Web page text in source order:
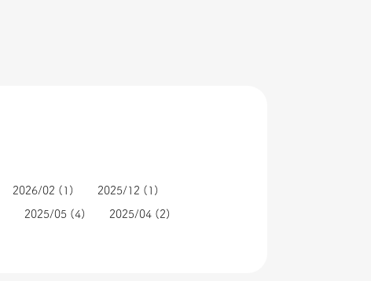
2026/02 (1) 2025/12 (1)
2025/05 (4) 2025/04 (2)